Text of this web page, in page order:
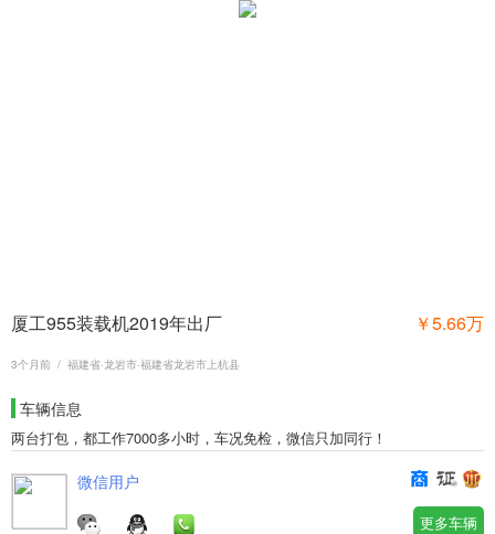
￥5.66万
厦工955装载机2019年出厂
3个月前 / 福建省·龙岩市·福建省龙岩市上杭县
车辆信息
两台打包，都工作7000多小时，车况免检，微信只加同行！
微信用户
更多车辆